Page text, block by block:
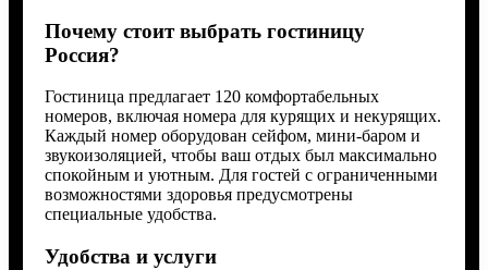
Почему стоит выбрать гостиницу
Россия?
Гостиница предлагает 120 комфортабельных
номеров, включая номера для курящих и некурящих.
Каждый номер оборудован сейфом, мини-баром и
звукоизоляцией, чтобы ваш отдых был максимально
спокойным и уютным. Для гостей с ограниченными
возможностями здоровья предусмотрены
специальные удобства.
Удобства и услуги